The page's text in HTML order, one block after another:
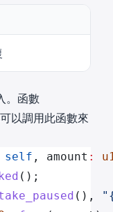
。函數
以調用此函數來
self , amount :
();
(),